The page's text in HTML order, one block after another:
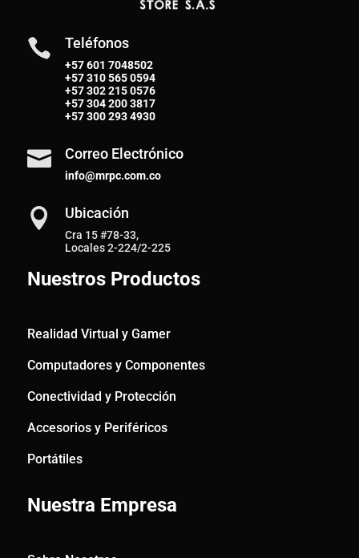
 Teléfonos
+57 601 7048502
+57310 565 0594
+57302 215 0576
+57304 200 3817
+57300 293 4930
 Correo Electrónico
info@mrpc.com.co
 Ubicación
Cra 15 #78-33,
Locales 2-224/2-225
Nuestros Productos
Realidad Virtual y Gamer
Computadores y Componentes
Conectividad y Protección
Accesorios y Periféricos
Portátiles
Nuestra Empresa